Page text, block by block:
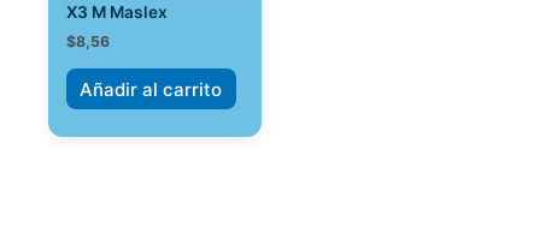
X3 M Maslex
$8,56
Añadir al carrito